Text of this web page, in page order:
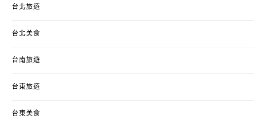
台北旅遊
台北美食
台南旅遊
台東旅遊
台東美食